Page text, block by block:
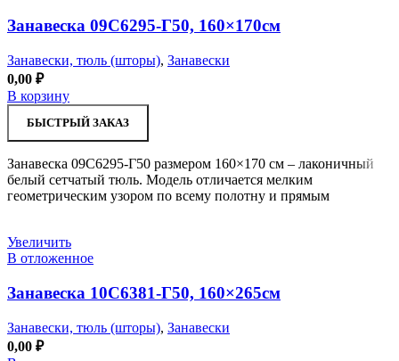
Занавеска 09С6295-Г50, 160×170см
Занавески, тюль (шторы), Занавески
0,00 ₽
В корзину
БЫСТРЫЙ ЗАКАЗ
Занавеска 09С6295-Г50 размером 160×170 см – лаконичный
белый сетчатый тюль. Модель отличается мелким
геометрическим узором по всему полотну и прямым
Увеличить
В отложенное
Занавеска 10С6381-Г50, 160×265см
Занавески, тюль (шторы), Занавески
0,00 ₽